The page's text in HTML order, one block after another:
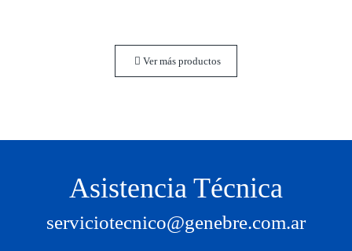
Ver más productos
Asistencia Técnica
serviciotecnico@genebre.com.ar